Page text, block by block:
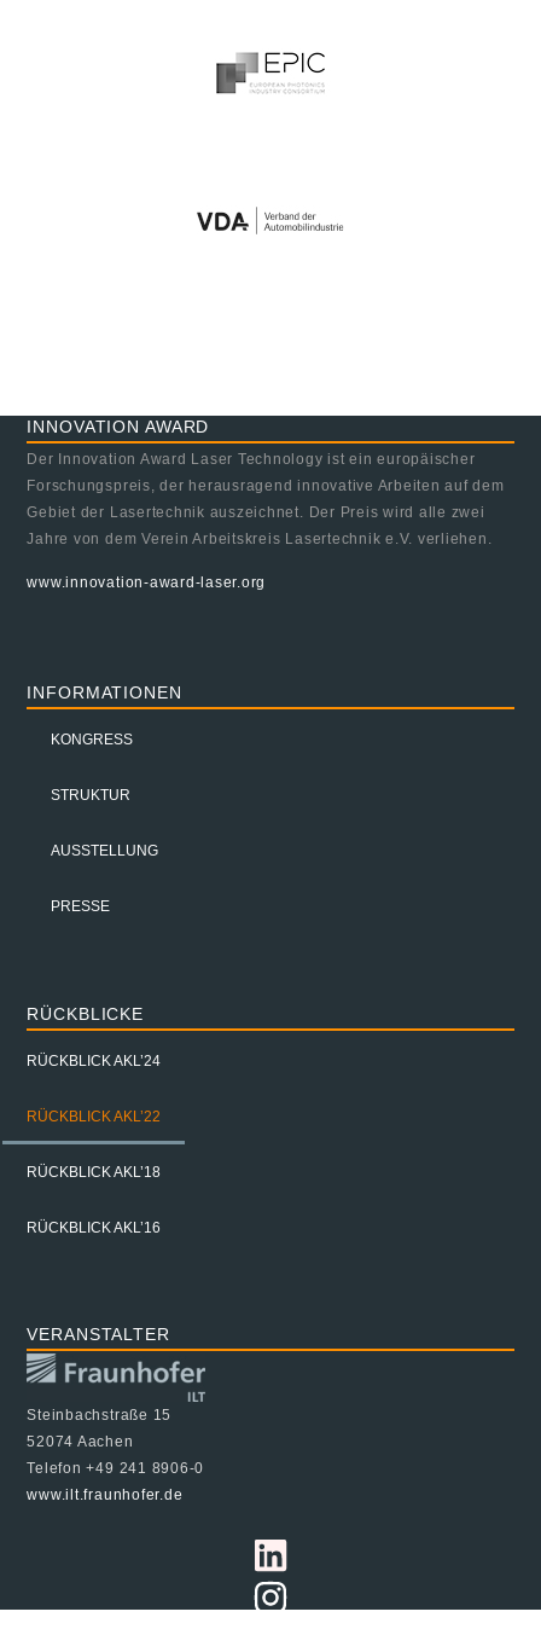
INNOVATION AWARD
Der Innovation Award Laser Technology ist ein europäischer
Forschungspreis, der herausragend innovative Arbeiten auf dem
Gebiet der Lasertechnik auszeichnet. Der Preis wird alle zwei
Jahre von dem Verein Arbeitskreis Lasertechnik e.V. verliehen.
www.innovation-award-laser.org
INFORMATIONEN
KONGRESS
STRUKTUR
AUSSTELLUNG
PRESSE
RÜCKBLICKE
RÜCKBLICK AKL’24
RÜCKBLICK AKL’22
RÜCKBLICK AKL’18
RÜCKBLICK AKL’16
VERANSTALTER
Steinbachstraße 15
52074 Aachen
Telefon +49 241 8906-0
www.ilt.fraunhofer.de